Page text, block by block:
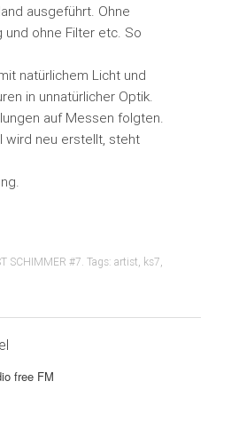
ausgeführt. Ohne
und ohne Filter etc. So
natürlichem Licht und
in unnatürlicher Optik.
auf Messen folgten.
wird neu erstellt, steht
SCHIMMER #7. Tags: artist, ks7,
free FM